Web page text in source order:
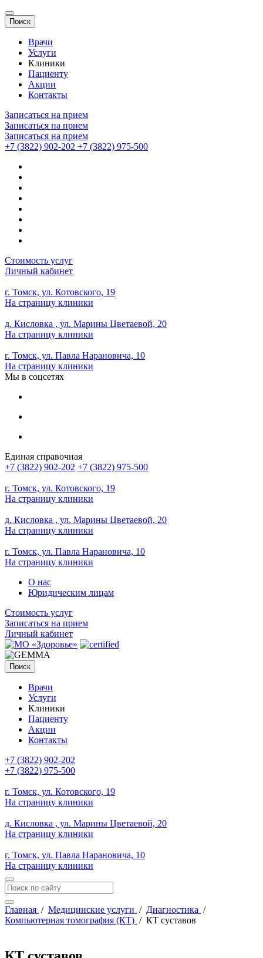
Поиск
Врачи
Услуги
Клиники
Пациенту
Акции
Контакты
Записаться на прием
Записаться на прием
Записаться на прием
+7 (3822) 902-202 +7 (3822) 975-500
Стоимость услуг
Личный кабинет
г. Томск, ул. Котовского, 19
На страницу клиники
д. Кисловка , ул. Марины Цветаевой, 20
На страницу клиники
г. Томск, ул. Павла Нарановича, 10
На страницу клиники
Мы в соцсетях
Единая справочная
+7 (3822) 902-202 +7 (3822) 975-500
г. Томск, ул. Котовского, 19
На страницу клиники
д. Кисловка , ул. Марины Цветаевой, 20
На страницу клиники
г. Томск, ул. Павла Нарановича, 10
На страницу клиники
О нас
Юридическим лицам
Стоимость услуг
Записаться на прием
Личный кабинет
Поиск
Врачи
Услуги
Клиники
Пациенту
Акции
Контакты
+7 (3822) 902-202
+7 (3822) 975-500
г. Томск, ул. Котовского, 19
На страницу клиники
д. Кисловка , ул. Марины Цветаевой, 20
На страницу клиники
г. Томск, ул. Павла Нарановича, 10
На страницу клиники
Главная / Медицинские услуги / Диагностика /
Компьютерная томография (КТ) / КТ суставов